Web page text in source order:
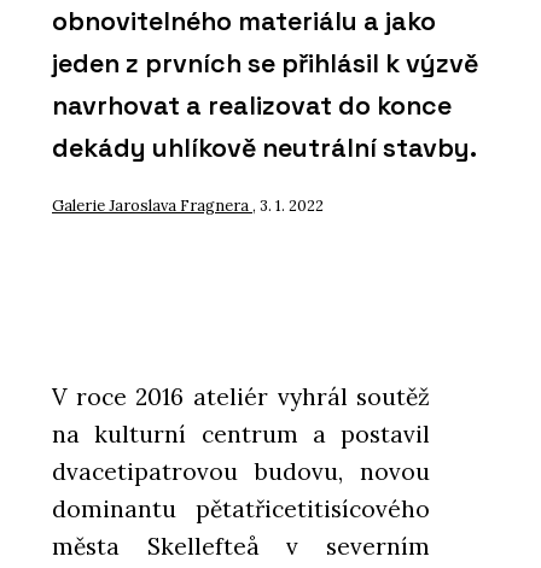
obnovitelného materiálu a jako
jeden z prvních se přihlásil k výzvě
navrhovat a realizovat do konce
dekády uhlíkově neutrální stavby.
Galerie Jaroslava Fragnera , 3. 1. 2022
V roce 2016 ateliér vyhrál soutěž
na kulturní centrum a postavil
dvacetipatrovou budovu, novou
dominantu pětatřicetitisícového
města Skellefteå v severním